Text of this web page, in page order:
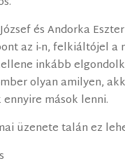
és Andorka
az i-n, felkiáltójel a
inkább
olyan amilyen,
mások lenni.
üzenete talán ez